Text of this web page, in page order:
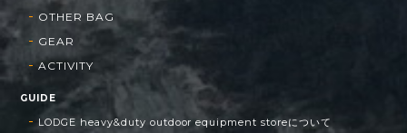
OTHER BAG
GEAR
ACTIVITY
GUIDE
LODGE heavy&duty outdoor equipment storeについて